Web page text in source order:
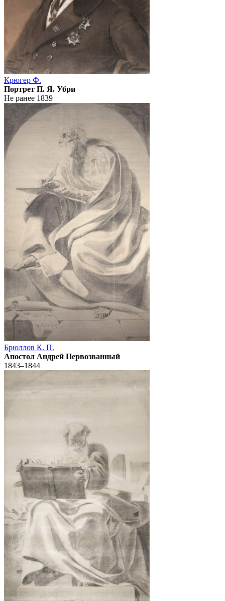
Крюгер Ф.
Портрет П. Я. Убри
Не ранее 1839
Брюллов К. П.
Апостол Андрей Первозванный
1843–1844